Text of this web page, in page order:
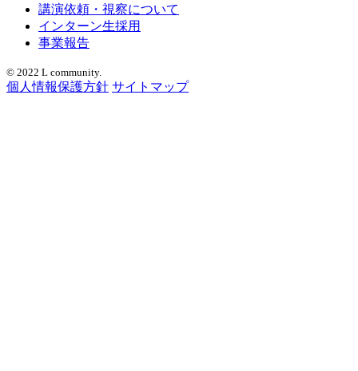
講演依頼・視察について
インターン生採用
事業報告
© 2022 L community.
個人情報保護方針 サイトマップ